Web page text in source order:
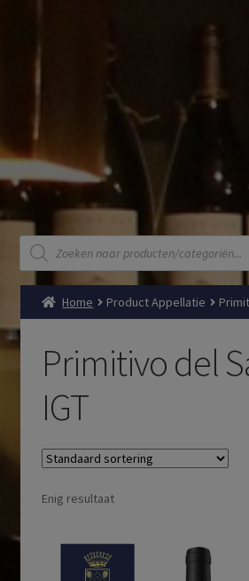
Producten
zoeken
Home Product Appellatie
Primitivo del
IGT
Enig resultaat